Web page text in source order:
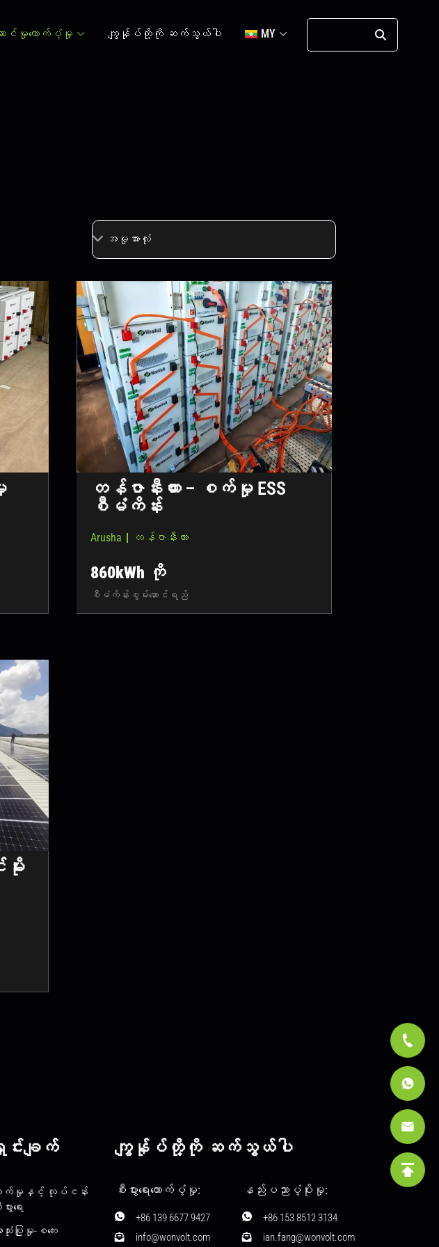
ာင်မှုထောက်ပံ့မှု ကျွန်ုပ်တို့ကို ဆက်သွယ်ပါ MY
တန်ဇာနီးယား – စက်မှု ESS
စီမံကိန်း
Arusha｜တန်ဇာနီးယား
860kWh ကို
စီမံကိန်းစွမ်းဆောင်ရည်
း
င်းချက်
က်မှုနှင့် လုပ်ငန်း
ပွားရေး
းပြုမှု-စကေး
ကျွန်ုပ်တို့ကို ဆက်သွယ်ပါ
စီးပွားရေးထောက်ပံ့မှု:
+86 139 6677 9427
info@wonvolt.com
နည်းပညာပံ့ပိုးမှု:
+86 153 8512 3134
ian.fang@wonvolt.com